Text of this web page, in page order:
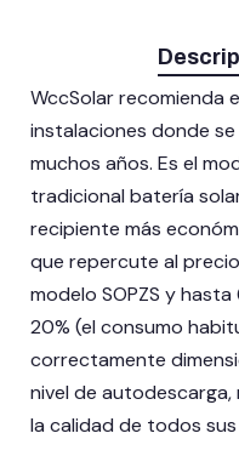
WccSolar recomienda
instalaciones donde
muchos años. Es el
tradicional batería
recipiente más
que repercute al
modelo SOPZS y
20% (el consumo
correctamente
nivel de
la calidad de todos